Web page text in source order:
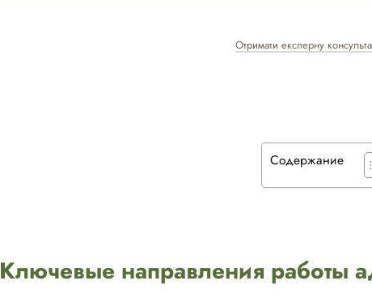
Отримати експерну
Содержание
Ключевые направления работы